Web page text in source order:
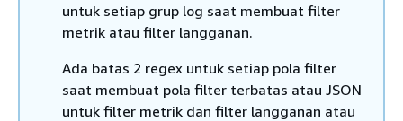
untuk setiap grup log saat membuat filter
metrik atau filter langganan.
Ada batas 2 regex untuk setiap pola filter
saat membuat pola filter terbatas atau JSON
untuk filter metrik dan filter langganan atau